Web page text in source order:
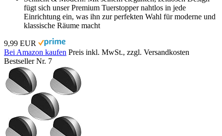
fügt sich unser Premium Tuerstopper nahtlos in jede
Einrichtung ein, was ihn zur perfekten Wahl für moderne und
klassische Räume macht
9,99 EUR
Bei Amazon kaufen Preis inkl. MwSt., zzgl. Versandkosten
Bestseller Nr. 7